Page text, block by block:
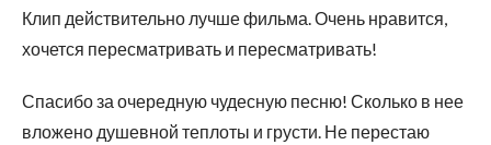
Клип действительно лучше фильма. Очень нравится,
хочется пересматривать и пересматривать!
Спасибо за очередную чудесную песню! Сколько в нее
вложено душевной теплоты и грусти. Не перестаю